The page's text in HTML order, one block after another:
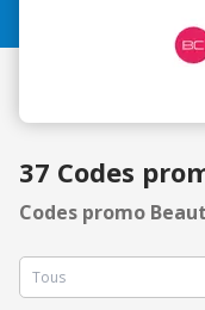
37 Codes
Codes promo